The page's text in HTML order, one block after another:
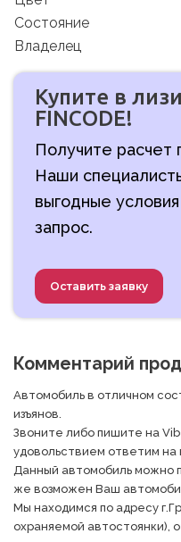
Состояние
Владелец
Купите в
FINCODE!
Получите расчет
Наши
выгодные
запрос.
Оставить заявку
Комментарий
Автомобиль в отличном
изъянов.
Звоните либо пишите на
удовольствием ответим на
Данный автомобиль можно
же возможен Ваш
Мы находимся по адресу
охраняемой автостоянки),